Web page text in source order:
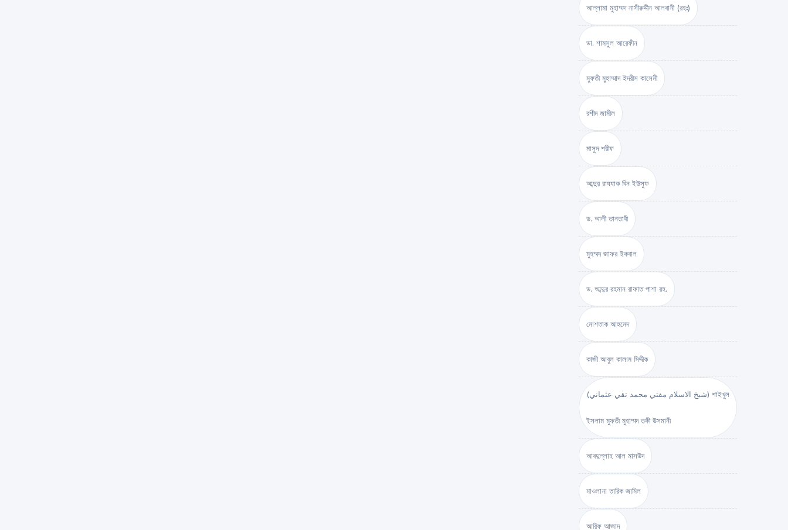
আল্লামা মুহাম্মদ নাসীরুদ্দীন আলবানী (রহঃ)
ডা. শামসুল আরেফীন
মুফতী মুহাম্মাদ ইদরীস কাসেমী
রশীদ জামীল
মাসুদ শরীফ
আব্দুর রাযযাক বিন ইউসুফ
ড. আলী তানতাবী
মুহম্মদ জাফর ইকবাল
ড. আব্দুর রহমান রাফাত পাশা রহ.
মোশতাক আহমেদ
কাজী আবুল কালাম সিদ্দীক
(شيخ الاسلام مفتي محمد تقي عثماني) শাইখুল
ইসলাম মুফতী মুহাম্মদ তকী উসমানী
আবদুল্লাহ আল মাসউদ
মাওলানা তারিক জামিল
আরিফ আজাদ